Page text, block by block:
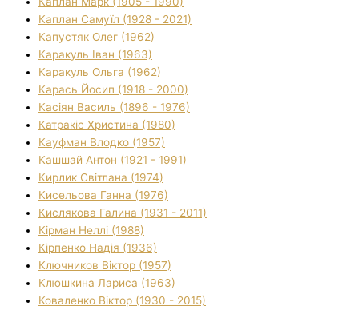
Каплан Самуїл (1928 - 2021)
Капустяк Олег (1962)
Каракуль Іван (1963)
Каракуль Ольга (1962)
Карась Йосип (1918 - 2000)
Касіян Василь (1896 - 1976)
Катракіс Христина (1980)
Кауфман Влодко (1957)
Кашшай Антон (1921 - 1991)
Кирлик Світлана (1974)
Кисельова Ганна (1976)
Кислякова Галина (1931 - 2011)
Кірман Неллі (1988)
Кірпенко Надія (1936)
Ключников Віктор (1957)
Клюшкина Лариса (1963)
Коваленко Віктор (1930 - 2015)